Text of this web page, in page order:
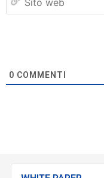
0 COMMENTI